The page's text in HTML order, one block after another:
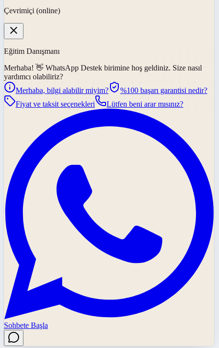
Çevrimiçi (online)
Eğitim Danışmanı
Merhaba! 👋 WhatsApp Destek birimine hoş geldiniz. Size nasıl
yardımcı olabiliriz?
Merhaba, bilgi alabilir miyim?
%100 başarı garantisi nedir?
Fiyat ve taksit seçenekleri
Lütfen beni arar mısınız?
Sohbete Başla